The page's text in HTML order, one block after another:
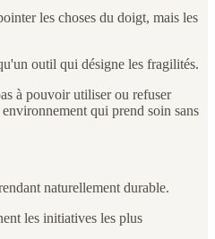
les choses du doigt, mais les
outil qui désigne les fragilités.
à pouvoir utiliser ou refuser
qui prend soin sans
naturellement durable.
les initiatives les plus